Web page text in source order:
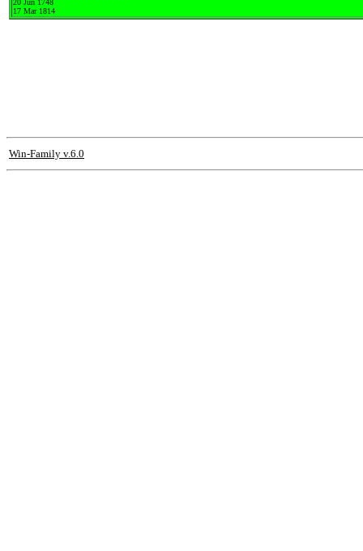
20 Jun 1748
17 Mar 1814
Win-Family v.6.0